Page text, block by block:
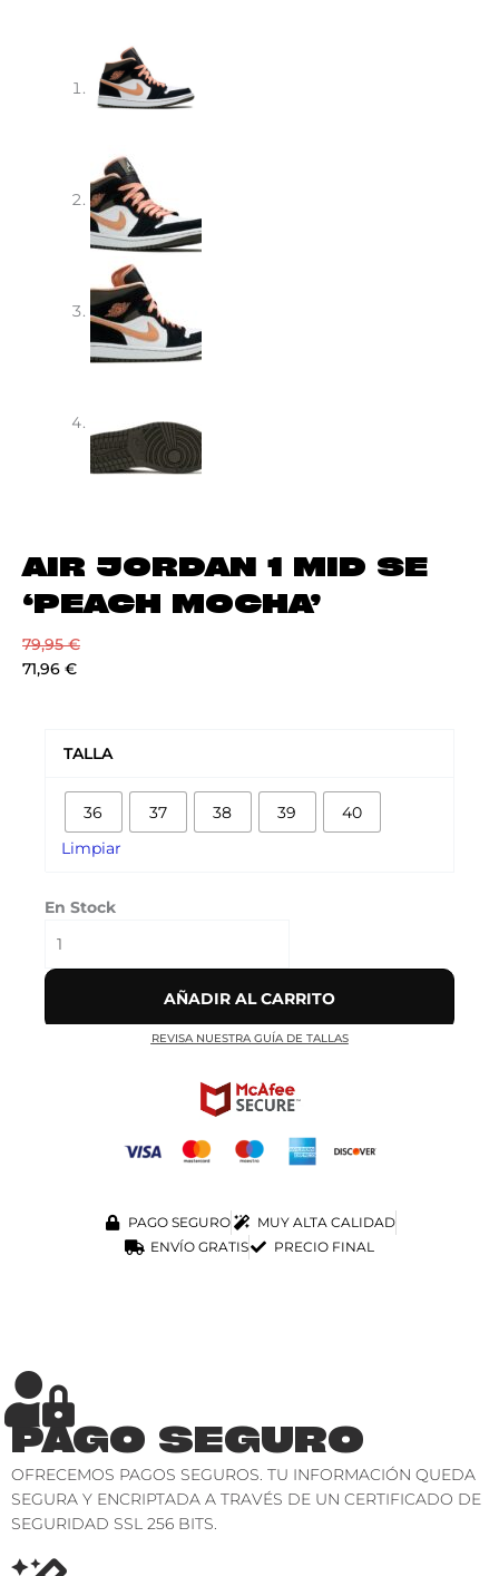
AIR JORDAN 1 MID SE
‘PEACH MOCHA’
79,95€
71,96 €
TALLA
36 37 38 39 40
Limpiar
En Stock
MID
'PEACH
AÑADIR AL CARRITO
REVISA NUESTRA GUÍA DE TALLAS
PAGO SEGURO
MUY ALTA CALIDAD
ENVÍO GRATIS
PRECIO FINAL
PAGO SEGURO
OFRECEMOS PAGOS SEGUROS. TU INFORMACIÓN QUEDA
SEGURA Y ENCRIPTADA A TRAVÉS DE UN CERTIFICADO DE
SEGURIDAD SSL 256 BITS.